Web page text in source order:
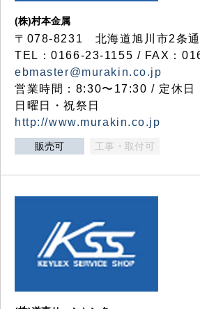
(株)村本金属
〒078-8231 北海道旭川市2条
TEL：0166-23-1155 / FAX：
ebmaster@murakin.co.jp
営業時間：8:30〜17:30 / 定休日
日曜日・祝祭日
http://www.murakin.co.jp
販売可 工事・取付可